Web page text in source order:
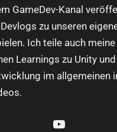
GameDev-Kanal
zu unseren
Ich teile auch meine
Learnings zu Unity
im allgemeinen
YouTube